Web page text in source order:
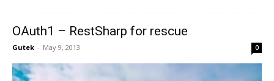
OAuth1 – RestSharp for rescue
Gutek - May 9, 2013 0